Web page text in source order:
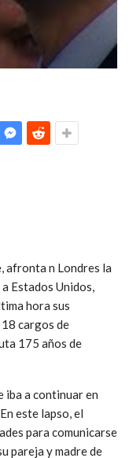
afronta n Londres la
Estados Unidos,
hora sus
cargos de
175 años de
iba a continuar en
este lapso, el
para comunicarse
pareja y madre de